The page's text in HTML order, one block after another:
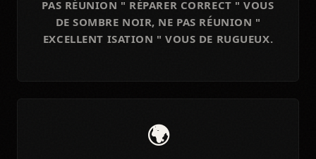
PAS RÉUNION " RÉPARER CORRECT " VOUS
DE SOMBRE NOIR, NE PAS RÉUNION "
EXCELLENT ISATION " VOUS DE RUGUEUX.
🌍